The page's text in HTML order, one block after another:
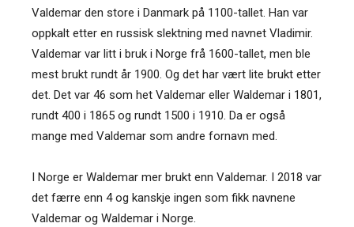
Valdemar den store i Danmark på 1100-tallet. Han var
oppkalt etter en russisk slektning med navnet Vladimir.
Valdemar var litt i bruk i Norge frå 1600-tallet, men ble
mest brukt rundt år 1900. Og det har vært lite brukt etter
det. Det var 46 som het Valdemar eller Waldemar i 1801,
rundt 400 i 1865 og rundt 1500 i 1910. Da er også
mange med Valdemar som andre fornavn med.
I Norge er Waldemar mer brukt enn Valdemar. I 2018 var
det færre enn 4 og kanskje ingen som fikk navnene
Valdemar og Waldemar i Norge.